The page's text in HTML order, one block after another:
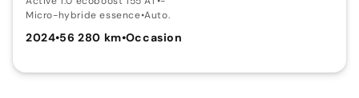
Micro-hybride essence•Auto.
2024•56 280 km•Occasion